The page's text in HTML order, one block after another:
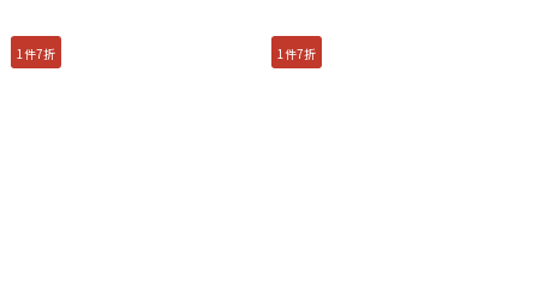
1件7折 1件7折